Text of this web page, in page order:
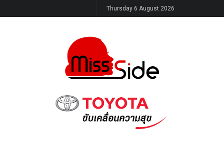
Thursday 6 August 2026